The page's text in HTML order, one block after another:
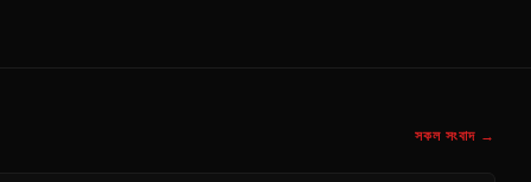
সকল সংবাদ →